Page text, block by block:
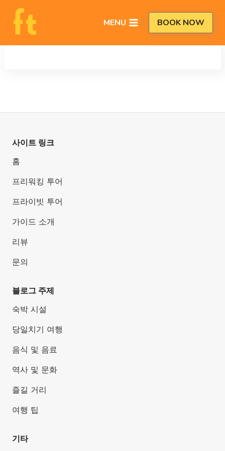
content
MENU BOOK NOW
사이트 링크
홈
프리워킹 투어
프라이빗 투어
가이드 소개
리뷰
문의
블로그 주제
숙박 시설
당일치기 여행
음식 및 음료
역사 및 문화
즐길 거리
여행 팁
기타